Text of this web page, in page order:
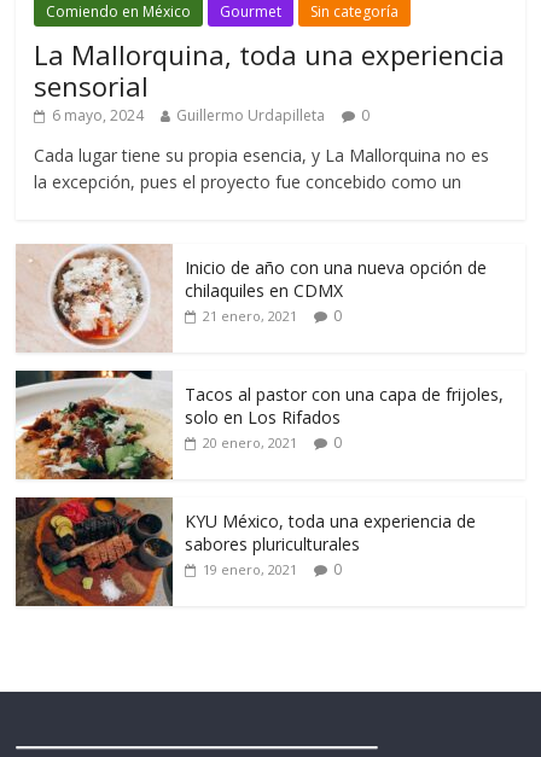
Comiendo en México Gourmet Sin categoría
La Mallorquina, toda una experiencia
sensorial
6 mayo, 2024 Guillermo Urdapilleta 0
Cada lugar tiene su propia esencia, y La Mallorquina no es
la excepción, pues el proyecto fue concebido como un
Inicio de año con una nueva opción de
chilaquiles en CDMX
21 enero, 2021 0
Tacos al pastor con una capa de frijoles,
solo en Los Rifados
20 enero, 2021 0
KYU México, toda una experiencia de
sabores pluriculturales
19 enero, 2021 0